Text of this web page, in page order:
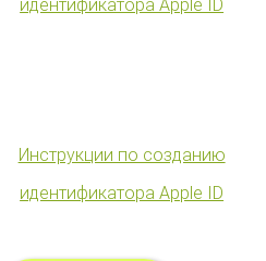
идентификатора Apple ID
Инструкции по созданию
идентификатора Apple ID